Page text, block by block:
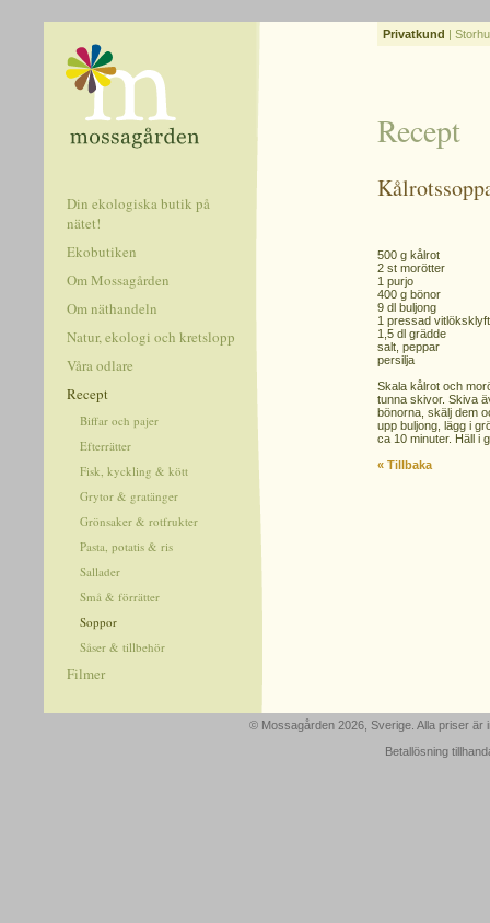
Din ekologiska butik på
nätet!
Ekobutiken
Om Mossagården
Om näthandeln
Natur, ekologi och kretslopp
Våra odlare
Recept
Biffar och pajer
Efterrätter
Fisk, kyckling & kött
Grytor & gratänger
Grönsaker & rotfrukter
Pasta, potatis & ris
Sallader
Små & förrätter
Soppor
Såser & tillbehör
Filmer
Privatkund |
Recept
500 g kålrot
2 st morötter
1 purjo
400 g bönor
9 dl buljong
1 pressad
1,5 dl grädde
salt, peppar
persilja
Skala kålrot och
tunna skivor. Skiva
bönorna, skälj dem
upp buljong, lägg i
ca 10 minuter. Häll i
« Tillbaka
© Mossagården 2026, Sverige. Alla priser
Betallösning